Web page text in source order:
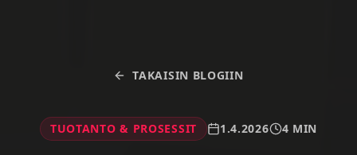
TAKAISIN BLOGIIN
TUOTANTO & PROSESSIT 1.4.2026 4 MIN